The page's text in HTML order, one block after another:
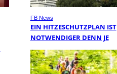
FB News
EIN HITZESCHUTZPLAN IST
NOTWENDIGER DENN JE